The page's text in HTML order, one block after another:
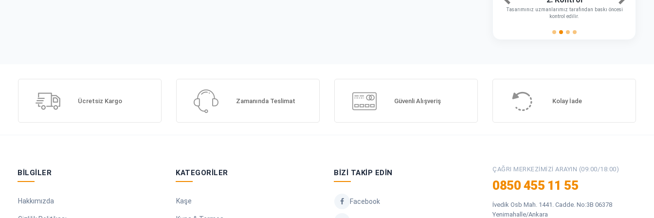
Tasarımınız uzmanlarımız tarafından baskı öncesi
kontrol edilir.
Önceki Sonraki
Ücretsiz Kargo Zamanında Teslimat Güvenli Alışveriş Kolay İade
BILGILER
Hakkımızda
KATEGORILER
Kaşe
BIZI TAKIP EDIN
Facebook
ÇAĞRI MERKEZIMIZI ARAYIN (09:00/18:00)
0850 455 11 55
İvedik Osb Mah. 1441. Cadde. No:3B 06378
Yenimahalle/Ankara